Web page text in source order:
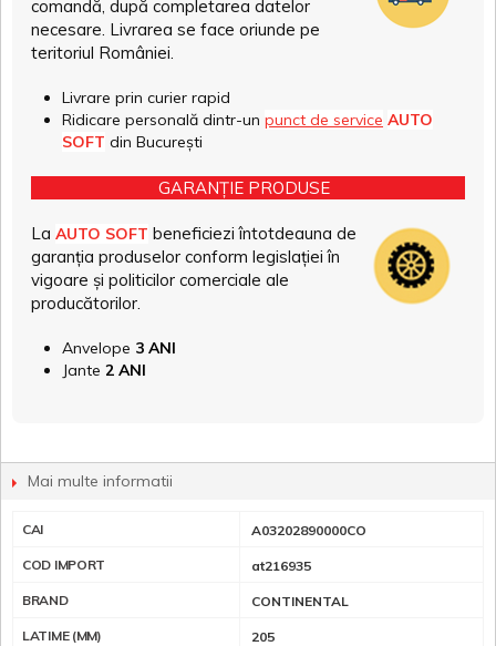
comandă, după completarea datelor
necesare. Livrarea se face oriunde pe
teritoriul României.
Livrare prin curier rapid
Ridicare personală dintr-un punct de service AUTO
SOFT din București
GARANȚIE PRODUSE
La AUTO SOFT beneficiezi întotdeauna de
garanția produselor conform legislației în
vigoare și politicilor comerciale ale
producătorilor.
Anvelope 3 ANI
Jante 2 ANI
Mai multe informatii
CAI A03202890000CO
COD IMPORT at216935
BRAND CONTINENTAL
LATIME (MM) 205